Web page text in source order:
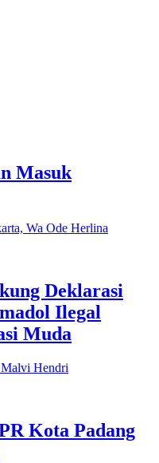
Masuk
Deklarasi
Ilegal
Muda
Kota Padang